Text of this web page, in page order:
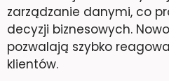
zarządzanie danymi, co
decyzji biznesowych.
pozwalają szybko
klientów.